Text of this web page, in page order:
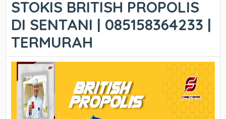
STOKIS BRITISH PROPOLIS
DI SENTANI | 085158364233 |
TERMURAH